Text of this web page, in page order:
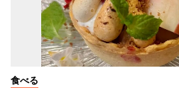
食べる